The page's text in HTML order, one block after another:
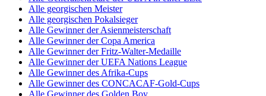
Alle georgischen Meister
Alle georgischen Pokalsieger
Alle Gewinner der Asienmeisterschaft
Alle Gewinner der Copa America
Alle Gewinner der Fritz-Walter-Medaille
Alle Gewinner der UEFA Nations League
Alle Gewinner des Afrika-Cups
Alle Gewinner des CONCACAF-Gold-Cups
Alle Gewinner des Golden Boy